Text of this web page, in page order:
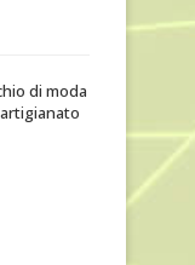
di moda